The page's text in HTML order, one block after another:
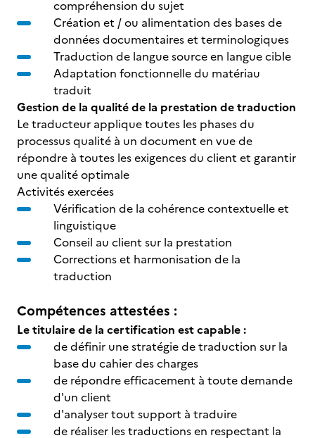
compréhension du sujet
Création et / ou alimentation des bases de
données documentaires et terminologiques
Traduction de langue source en langue cible
Adaptation fonctionnelle du matériau
traduit
Gestion de la qualité de la prestation de traduction
Le traducteur applique toutes les phases du
processus qualité à un document en vue de
répondre à toutes les exigences du client et garantir
une qualité optimale
Activités exercées
Vérification de la cohérence contextuelle et
linguistique
Conseil au client sur la prestation
Corrections et harmonisation de la
traduction
Compétences attestées :
Le titulaire de la certification est capable :
de définir une stratégie de traduction sur la
base du cahier des charges
de répondre efficacement à toute demande
d'un client
d'analyser tout support à traduire
de réaliser les traductions en respectant la